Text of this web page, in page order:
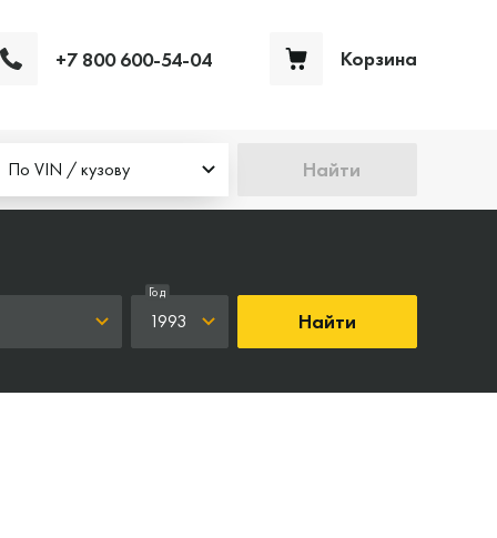
+7 800 600-54-04 Корзина
По VIN / кузову Найти
1993
Год
Найти